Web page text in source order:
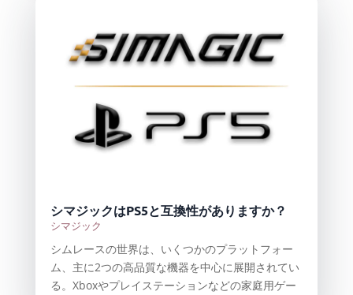
シマジックはPS5と互換性がありますか？
シマジック
シムレースの世界は、いくつかのプラットフォー
ム、主に2つの高品質な機器を中心に展開されてい
る。Xboxやプレイステーションなどの家庭用ゲー